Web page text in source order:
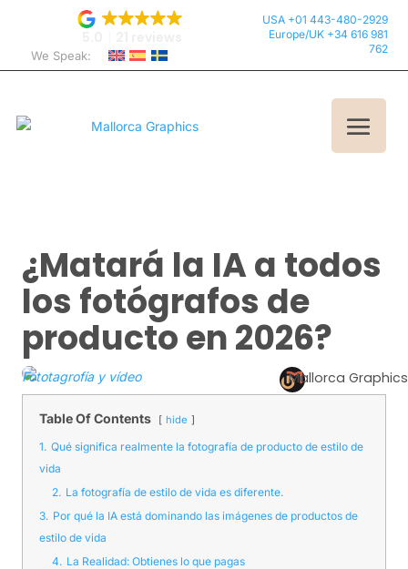
We Speak:
USA +01 443-480-2929
Europe/UK +34 616 981
762
¿Matará la IA a todos
los fotógrafos de
producto en 2026?
Fototagrofía y vídeo Mallorca Graphics
Table Of Contents hide
1. Qué significa realmente la fotografía de producto de estilo de
vida
2. La fotografía de estilo de vida es diferente.
3. Por qué la IA está dominando las imágenes de productos de
estilo de vida
4. La Realidad: Obtienes lo que pagas